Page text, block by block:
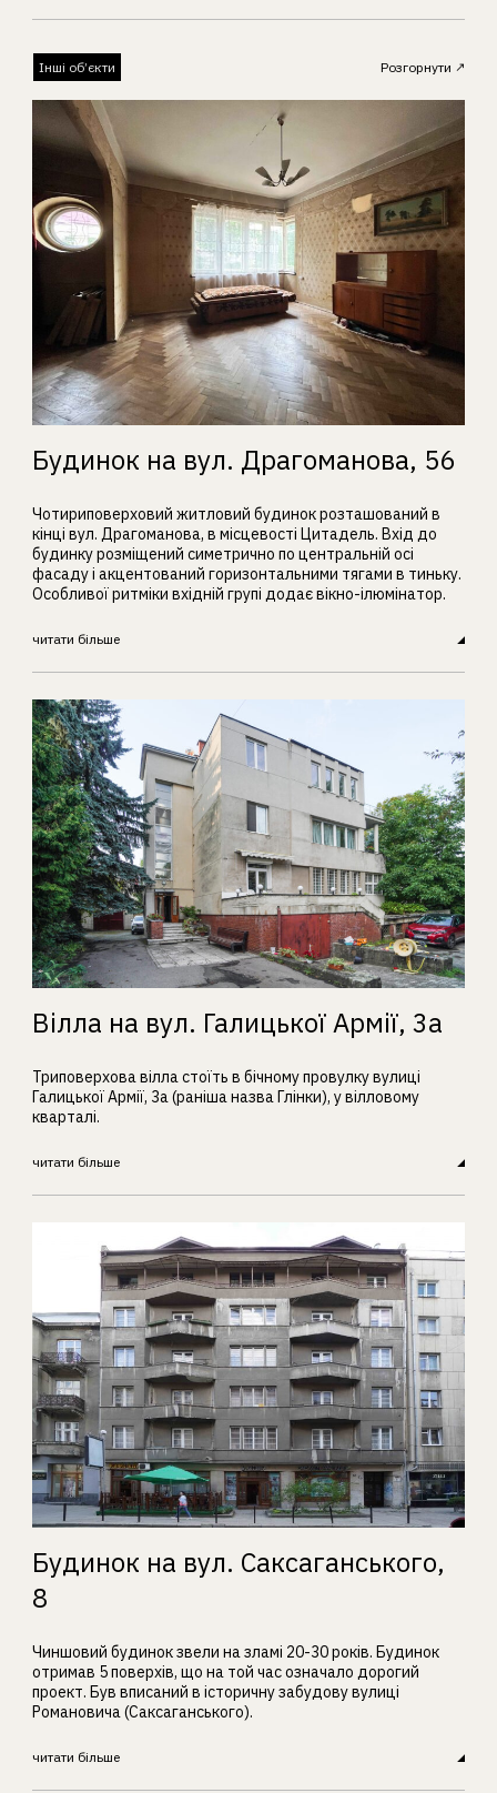
Розгорнути
Інші об’єкти
Будинок на вул. Драгоманова, 56
Чотириповерховий житловий будинок розташований в
кінці вул. Драгоманова, в місцевості Цитадель. Вхід до
будинку розміщений симетрично по центральній осі
фасаду і акцентований горизонтальними тягами в тиньку.
Особливої ритміки вхідній групі додає вікно-ілюмінатор.
читати більше
Вілла на вул. Галицької Армії, 3а
Триповерхова вілла стоїть в бічному провулку вулиці
Галицької Армії, 3а (раніша назва Глінки), у вілловому
кварталі.
читати більше
Будинок на вул. Саксаганського,
8
Чиншовий будинок звели на зламі 20-30 років. Будинок
отримав 5 поверхів, що на той час означало дорогий
проект. Був вписаний в історичну забудову вулиці
Романовича (Саксаганського).
читати більше